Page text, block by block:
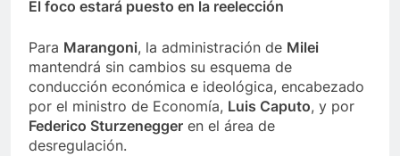
El foco estará puesto en la reelección
Para Marangoni, la administración de Milei
mantendrá sin cambios su esquema de
conducción económica e ideológica, encabezado
por el ministro de Economía, Luis Caputo, y por
Federico Sturzenegger en el área de
desregulación.